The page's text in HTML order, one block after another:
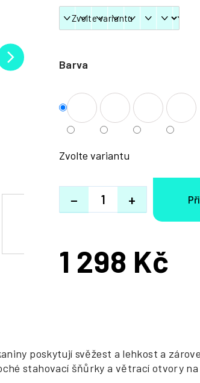
Barva
Zvolte variantu
+
−
1 298 Kč
Měrná
poskytují svěžest a lehkost a
stahovací šňůrky a větrací otvory